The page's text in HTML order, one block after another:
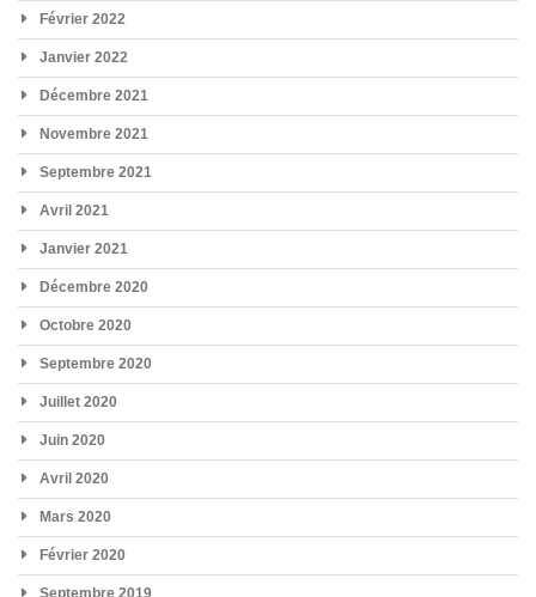
Février 2022
Janvier 2022
Décembre 2021
Novembre 2021
Septembre 2021
Avril 2021
Janvier 2021
Décembre 2020
Octobre 2020
Septembre 2020
Juillet 2020
Juin 2020
Avril 2020
Mars 2020
Février 2020
Septembre 2019